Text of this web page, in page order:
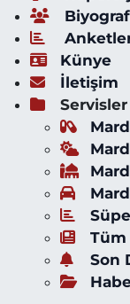
Künye
İletişim
Servisler
Tüm
Son